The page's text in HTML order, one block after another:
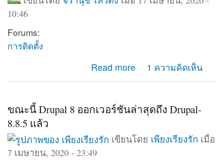
10:46
Forums:
การติดตั้ง
Read more
1 ความคิดเห็น
ขณะนี้ Drupal 8 ออกเวอร์ชันล่าสุดถึง Drupal-
8.8.5 แล้ว
เขียนโดย เพียงเรียงรัก เมื่อ
7 เมษายน, 2020 - 23:49